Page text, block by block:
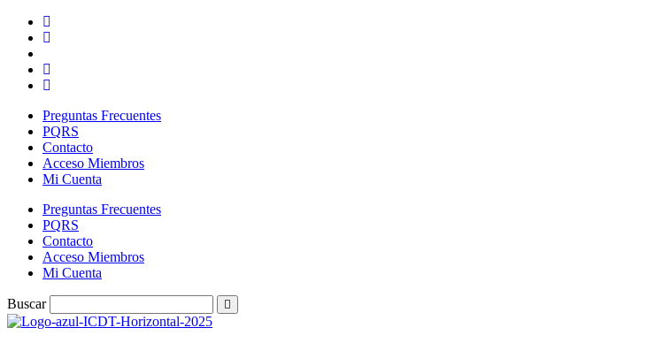
contenido
Preguntas Frecuentes
PQRS
Contacto
Acceso Miembros
Mi Cuenta
Preguntas Frecuentes
PQRS
Contacto
Acceso Miembros
Mi Cuenta
Buscar